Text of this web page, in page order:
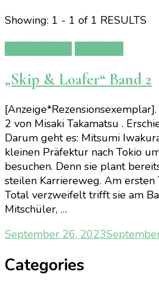
Showing: 1 - 1 of 1 RESULTS
„Skip & Loafer“ Band 2
2 von Misaki Takamatsu .
Darum geht es: Mitsumi
kleinen Präfektur nach Tokio
besuchen. Denn sie plant
steilen Karriereweg. Am ersten
Total verzweifelt trifft sie am
Mitschüler, …
September 26, 2023
Categories